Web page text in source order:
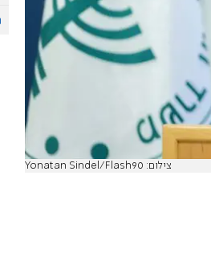
צילום: Yonatan Sindel/Flash90